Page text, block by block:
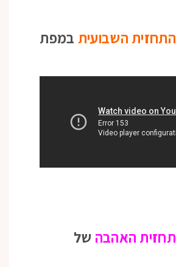
התחזית השבועית במפת
תחזית האהבה של